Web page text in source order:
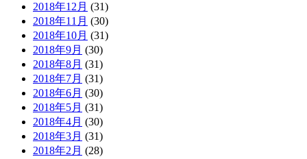
2018年12月 (31)
2018年11月 (30)
2018年10月 (31)
2018年9月 (30)
2018年8月 (31)
2018年7月 (31)
2018年6月 (30)
2018年5月 (31)
2018年4月 (30)
2018年3月 (31)
2018年2月 (28)